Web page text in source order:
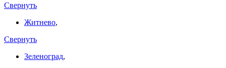
Свернуть
Житнево,
Свернуть
Зеленоград,